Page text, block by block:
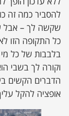
להסביר כמה זה
שקשה לך – אבל
כל התקופה הזו
בלבבות של כל
וקורה לך בשבי
הדברים הקשים
אופציה להקל